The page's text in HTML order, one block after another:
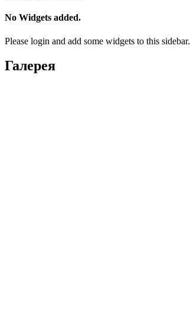
No Widgets added.
Please login and add some widgets to this sidebar.
Галерея